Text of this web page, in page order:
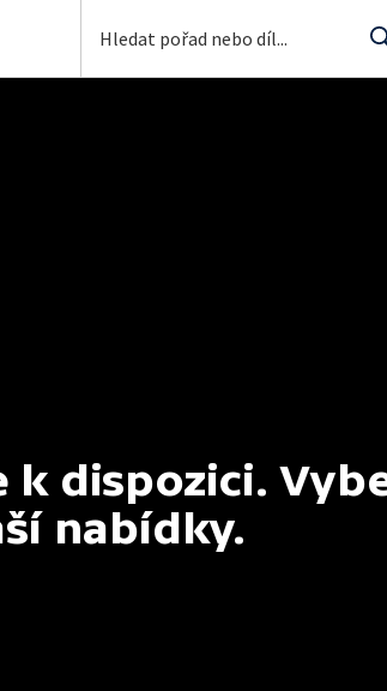
dispozici.
nabídky.